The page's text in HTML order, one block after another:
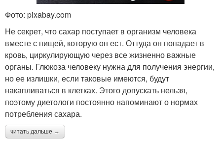
Фото: pixabay.com
Не секрет, что сахар поступает в организм человека
вместе с пищей, которую он ест. Оттуда он попадает в
кровь, циркулирующую через все жизненно важные
органы. Глюкоза человеку нужна для получения энергии,
но ее излишки, если таковые имеются, будут
накапливаться в клетках. Этого допускать нельзя,
поэтому диетологи постоянно напоминают о нормах
потребления сахара.
читать дальше →